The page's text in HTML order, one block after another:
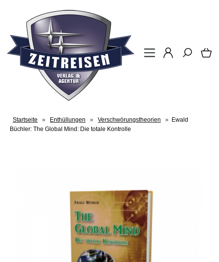
Startseite » Enthüllungen » Verschwörungstheorien » Ewald
Büchler: The Global Mind: Die totale Kontrolle